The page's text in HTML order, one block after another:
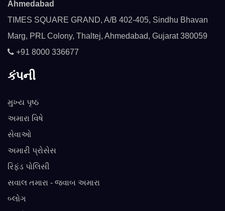
Ahmedabad
TIMES SQUARE GRAND, A/B 402-405, Sindhu Bhavan
Marg, PRL Colony, Thaltej, Ahmedabad, Gujarat 380059
+91 8000 336677
કંપની
મુખ્ય પૃષ્ઠ
અમારા વિષે
સેવાઓ
અમારી પ્રોસેસ
રિફંડ પોલિસી
સવાલ તમારા - જવાબ અમારા
બ્લોગ